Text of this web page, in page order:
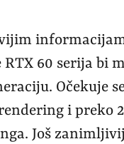
RTX 60 serija bi
Očekuje
i preko
Još